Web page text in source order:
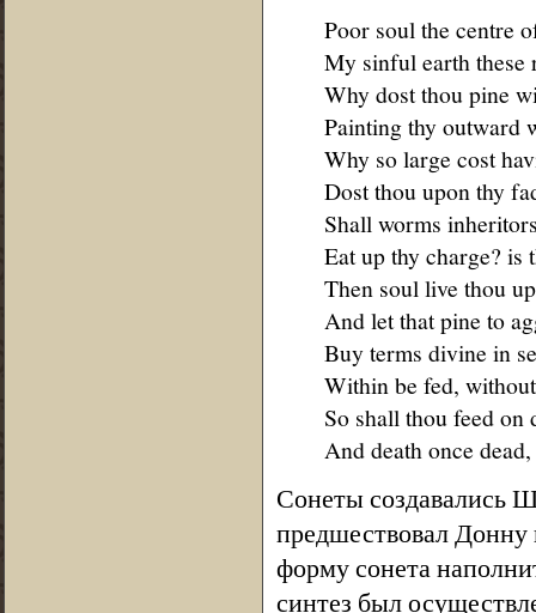
Poor soul the centre
My sinful earth these
Why dost thou pine
Painting thy outward
Why so large cost
Dost thou upon thy
Shall worms
Eat up thy charge? is
Then soul live thou
And let that pine to
Buy terms divine in
Within be fed,
So shall thou feed on
And death once
Сонеты создавались
предшествовал Донну
форму сонета
синтез был